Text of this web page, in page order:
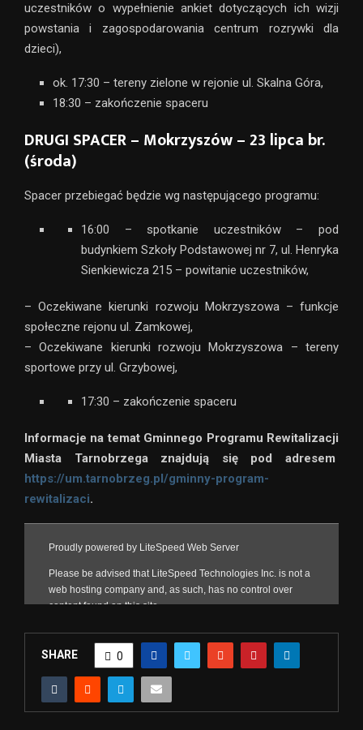
uczestników o wypełnienie ankiet dotyczących ich wizji
powstania i zagospodarowania centrum rozrywki dla
dzieci),
ok. 17:30 – tereny zielone w rejonie ul. Skalna Góra,
18:30 – zakończenie spaceru
DRUGI SPACER – Mokrzyszów – 23 lipca br.
(środa)
Spacer przebiegać będzie wg następującego programu:
16:00 – spotkanie uczestników – pod
budynkiem Szkoły Podstawowej nr 7, ul. Henryka
Sienkiewicza 215 – powitanie uczestników,
– Oczekiwane kierunki rozwoju Mokrzyszowa – funkcje
społeczne rejonu ul. Zamkowej,
– Oczekiwane kierunki rozwoju Mokrzyszowa – tereny
sportowe przy ul. Grzybowej,
17:30 – zakończenie spaceru
Informacje na temat Gminnego Programu Rewitalizacji
Miasta Tarnobrzega znajdują się pod adresem
https://um.tarnobrzeg.pl/gminny-program-
rewitalizaci.
SHARE 0